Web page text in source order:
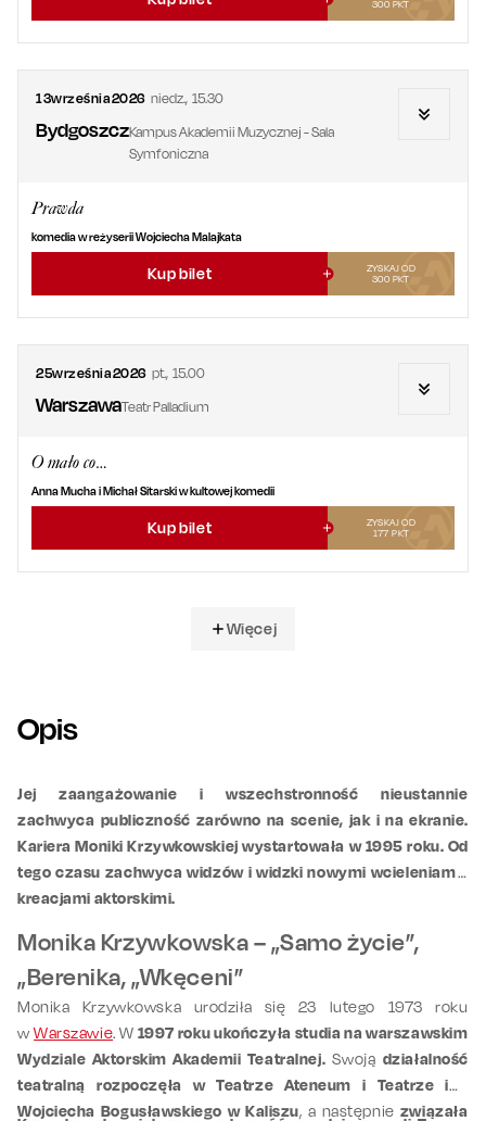
300 PKT
13września2026 niedz., 15.30
BydgoszczKampus Akademii Muzycznej - Sala
Symfoniczna
Prawda
komedia w reżyserii Wojciecha Malajkata
Kup bilet
ZYSKAJ OD
300 PKT
25września2026 pt., 15.00
WarszawaTeatr Palladium
O mało co…
Anna Mucha i Michał Sitarski w kultowej komedii
Kup bilet
ZYSKAJ OD
177 PKT
Więcej
Opis
Jej zaangażowanie i wszechstronność nieustannie
zachwyca publiczność zarówno na scenie, jak i na ekranie.
Kariera Moniki Krzywkowskiej wystartowała w 1995 roku. Od
tego czasu zachwyca widzów i widzki nowymi wcieleniami i
kreacjami aktorskimi.
Monika Krzywkowska – „Samo życie”,
„Berenika, „Wkęceni”
Monika Krzywkowska urodziła się 23 lutego 1973 roku
wWarszawie. W 1997 roku ukończyła studia na warszawskim
Wydziale Aktorskim Akademii Teatralnej.Swoją działalność
teatralną rozpoczęła w Teatrze Ateneum i Teatrze im.
Wojciecha Bogusławskiego w Kaliszu, a następnie związała